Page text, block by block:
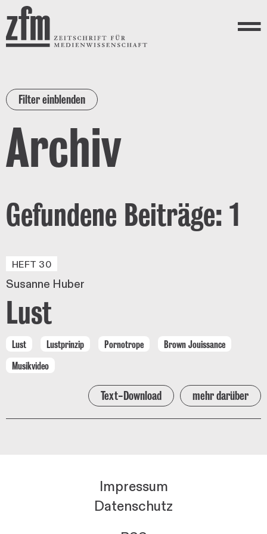
Direkt zum Inhalt
ZEITSCHRIFT FÜR
MEDIENWISSENSCHAFT
Menü
Filter einblenden
Archiv
Gefundene Beiträge: 1
HEFT 30
Susanne Huber
Lust
Lust Lustprinzip Pornotrope
Brown Jouissance
Musikvideo
Text-Download mehr darüber
Impressum
Datenschutz